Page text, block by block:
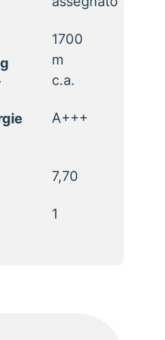
1700
m
c.a.
A+++
7,70
1